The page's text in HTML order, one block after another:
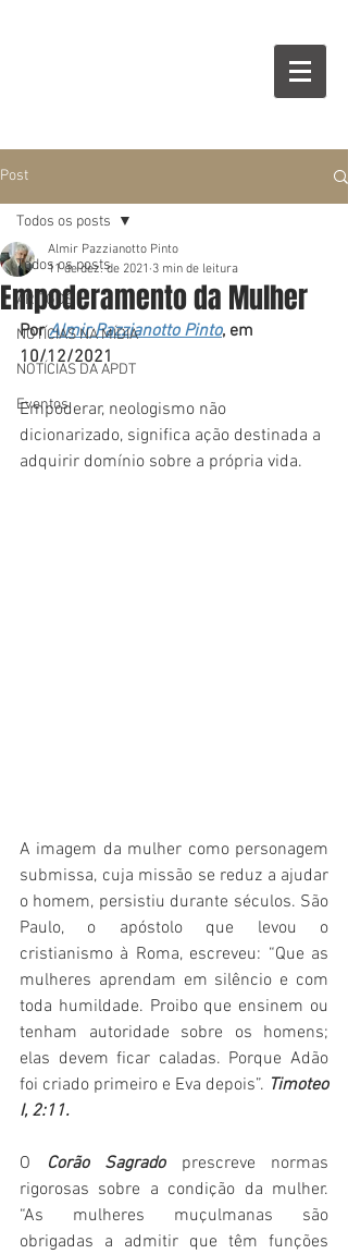
Post
Todos os posts
ARTIGOS
NOTÍCIAS NA MÍDIA
NOTÍCIAS DA APDT
Eventos
Todos os posts
Empoderamento da Mulher
Almir Pazzianotto Pinto
11 de dez. de 2021 3 min de leitura
Por Almir Pazzianotto Pinto, em
10/12/2021
Empoderar, neologismo não
dicionarizado, significa ação destinada a
adquirir domínio sobre a própria vida.
A imagem da mulher como personagem
submissa, cuja missão se reduz a ajudar
o homem, persistiu durante séculos. São
Paulo, o apóstolo que levou o
cristianismo à Roma, escreveu: “Que as
mulheres aprendam em silêncio e com
toda humildade. Proibo que ensinem ou
tenham autoridade sobre os homens;
elas devem ficar caladas. Porque Adão
foi criado primeiro e Eva depois”. Timoteo
I, 2:11.
O Corão Sagrado prescreve normas
rigorosas sobre a condição da mulher.
“As mulheres muçulmanas são
obrigadas a admitir que têm funções